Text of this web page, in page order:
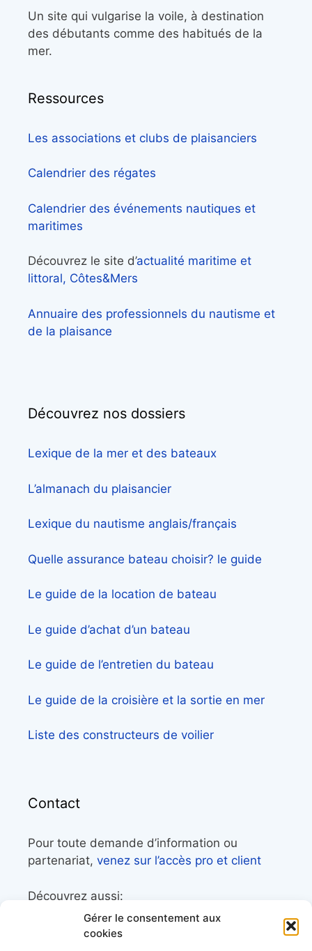
Gérer le consentement aux
cookies
Un site qui vulgarise la voile, à destination
des débutants comme des habitués de la
mer.
Ressources
Les associations et clubs de plaisanciers
Calendrier des régates
Calendrier des événements nautiques et
maritimes
Découvrez le site d’actualité maritime et
littoral, Côtes&Mers
Annuaire des professionnels du nautisme et
de la plaisance
Découvrez nos dossiers
Lexique de la mer et des bateaux
L’almanach du plaisancier
Lexique du nautisme anglais/français
Quelle assurance bateau choisir? le guide
Le guide de la location de bateau
Le guide d’achat d’un bateau
Le guide de l’entretien du bateau
Le guide de la croisière et la sortie en mer
Liste des constructeurs de voilier
Contact
Pour toute demande d’information ou
partenariat, venez sur l’accès pro et client
Découvrez aussi:
Côtes&Mers, le magazine du littoral et sa